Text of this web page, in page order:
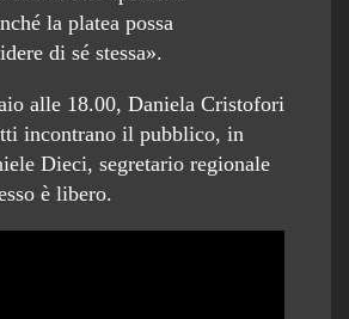
la platea possa
di sé stessa».
alle 18.00, Daniela Cristofori
incontrano il pubblico, in
Dieci, segretario regionale
è libero.